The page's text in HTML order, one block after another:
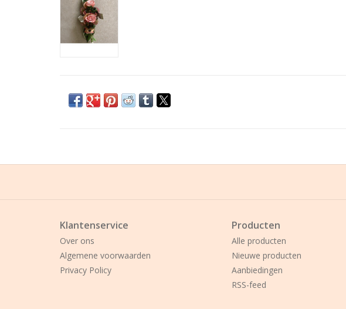
Klantenservice
Over ons
Algemene voorwaarden
Privacy Policy
Producten
Alle producten
Nieuwe producten
Aanbiedingen
RSS-feed